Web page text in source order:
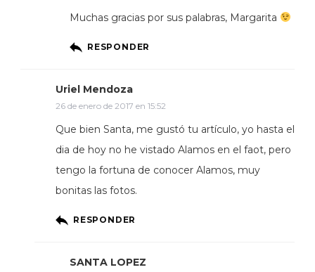
Muchas gracias por sus palabras, Margarita
RESPONDER
Uriel Mendoza
26 de enero de 2017 en 15:52
Que bien Santa, me gustó tu artículo, yo hasta el
dia de hoy no he vistado Alamos en el faot, pero
tengo la fortuna de conocer Alamos, muy
bonitas las fotos.
RESPONDER
SANTA LOPEZ